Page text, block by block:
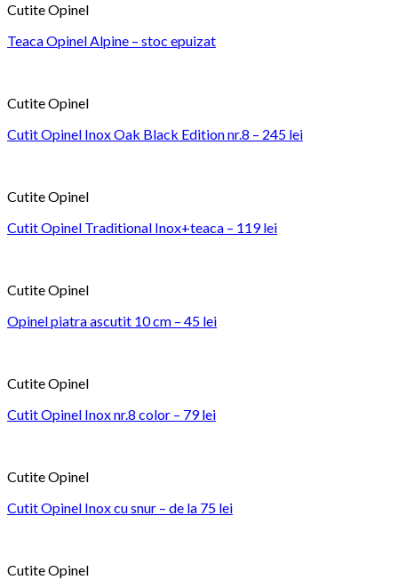
Cutite Opinel
Teaca Opinel Alpine – stoc epuizat
Cutite Opinel
Cutit Opinel Inox Oak Black Edition nr.8 – 245 lei
Cutite Opinel
Cutit Opinel Traditional Inox+teaca – 119 lei
Cutite Opinel
Opinel piatra ascutit 10 cm – 45 lei
Cutite Opinel
Cutit Opinel Inox nr.8 color – 79 lei
Cutite Opinel
Cutit Opinel Inox cu snur – de la 75 lei
Cutite Opinel